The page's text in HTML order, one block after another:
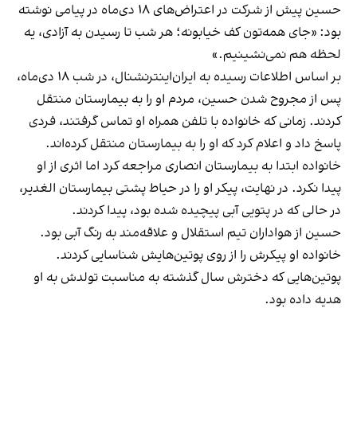
حسین پیش از شرکت در اعتراض‌های ۱۸ دی‌ماه در پیامی نوشته
بود: «جای همه‌تون کف خیابونه؛ هر شب تا رسیدن به آزادی، یه
لحظه هم نمی‌نشینیم.»
بر اساس اطلاعات رسیده به ایران‌اینترنشنال، در شب ۱۸ دی‌ماه،
پس از مجروح شدن حسین، مردم او را به بیمارستان منتقل
کردند. زمانی که خانواده با تلفن همراه او تماس گرفتند، فردی
پاسخ داد و اعلام کرد که او را به بیمارستان منتقل کرده‌اند.
خانواده ابتدا به بیمارستان انصاری مراجعه کرد اما اثری از او
پیدا نکرد. در نهایت، پیکر او را در حیاط پشتی بیمارستان الغدیر،
در حالی که در پتویی آبی پیچیده شده بود، پیدا کردند.
حسین از هواداران تیم استقلال و علاقه‌مند به رنگ آبی بود.
خانواده او پیکرش را از روی پوتین‌هایش شناسایی کردند.
پوتین‌هایی که دخترش سال گذشته به مناسبت تولدش به او
هدیه داده بود.